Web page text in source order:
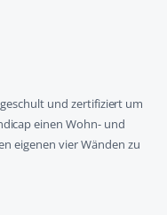
und zertifiziert um
einen Wohn- und
eigenen vier Wänden zu